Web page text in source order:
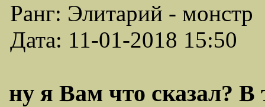
Ранг: Элитарий - монстр
Дата: 11-01-2018 15:50
ну я Вам что сказал? В